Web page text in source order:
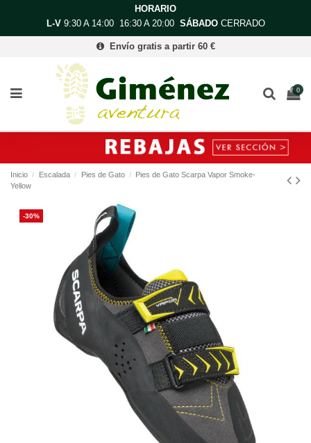
HORARIO
L-V9:30 A 14:00 16:30 A 20:00 SÁBADOCERRADO
Envío gratis a partir 60 €
0
Inicio Escalada Pies de Gato
Pies de Gato Scarpa Vapor Smoke-
Yellow
-30%